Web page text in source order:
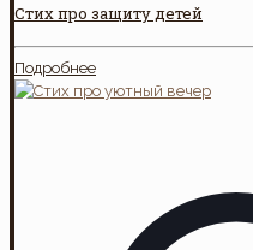
Стих про защиту детей
Подробнее